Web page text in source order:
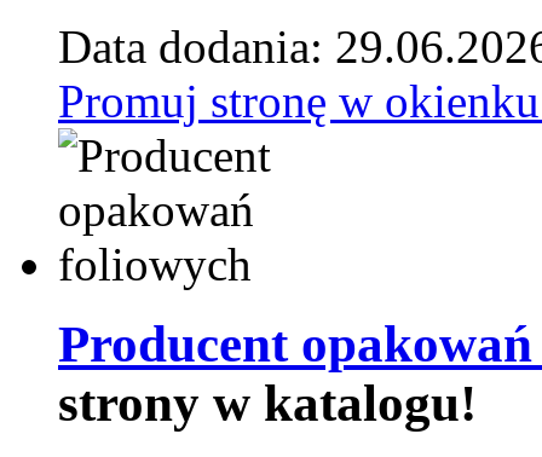
Data dodania:
Promuj stronę w
Producent
strony w katalogu!